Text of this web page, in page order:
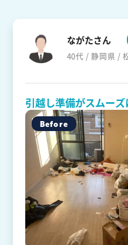
ながたさん
40代 / 静岡県 /
引越し準備がスムー